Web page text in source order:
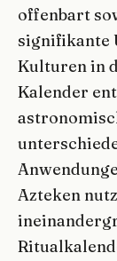
offenbart
signifikante
Kulturen in
Kalender
Azteken